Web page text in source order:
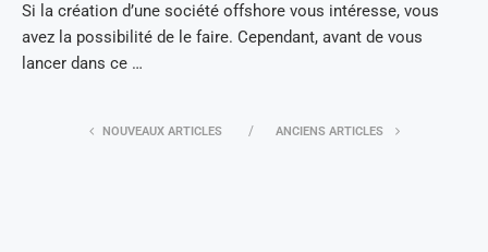
Si la création d’une société offshore vous intéresse, vous
avez la possibilité de le faire. Cependant, avant de vous
lancer dans ce …
NOUVEAUX ARTICLES ANCIENS ARTICLES